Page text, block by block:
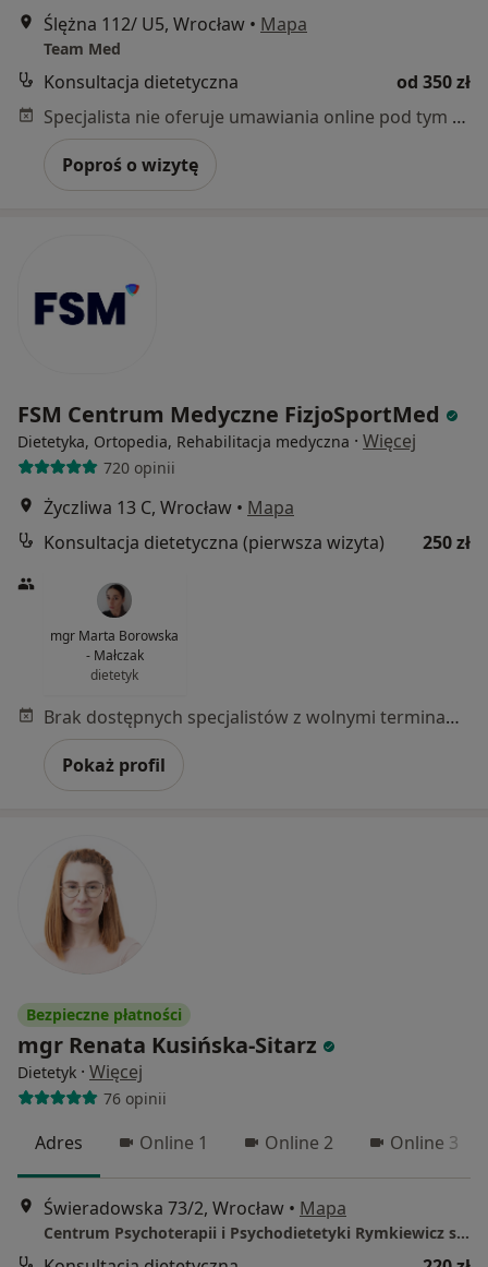
Ślężna 112/ U5, Wrocław • Mapa
Team Med
Konsultacja dietetyczna
od 350 zł
Specjalista nie oferuje umawiania online pod tym adresem.
Poproś o wizytę
FSM Centrum Medyczne FizjoSportMed
Dietetyka, Ortopedia, Rehabilitacja medyczna · Więcej
720 opinii
Życzliwa 13 C, Wrocław • Mapa
Konsultacja dietetyczna (pierwsza wizyta)
250 zł
mgr Marta Borowska
- Małczak
dietetyk
Brak dostępnych specjalistów z wolnymi terminami w tym centrum medycznym.
Pokaż profil
Bezpieczne płatności
mgr Renata Kusińska-Sitarz
Dietetyk · Więcej
76 opinii
Adres Online 1 Online 2 Online 3
Świeradowska 73/2, Wrocław • Mapa
Centrum Psychoterapii i Psychodietetyki Rymkiewicz system